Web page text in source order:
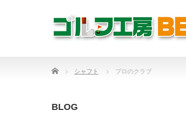
Home シャフト プロのクラブ
BLOG